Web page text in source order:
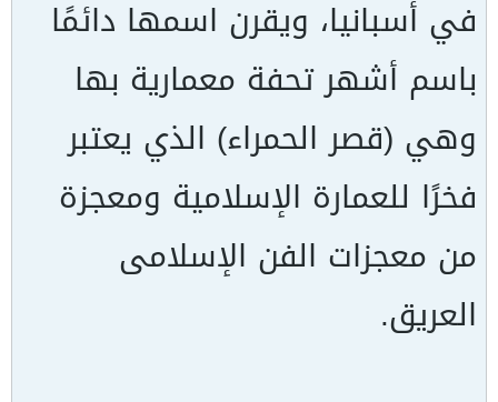
في أسبانيا، ويقرن اسمها دائمًا
باسم أشهر تحفة معمارية بها
وهي (قصر الحمراء) الذي يعتبر
فخرًا للعمارة الإسلامية ومعجزة
من معجزات الفن الإسلامى
العريق.